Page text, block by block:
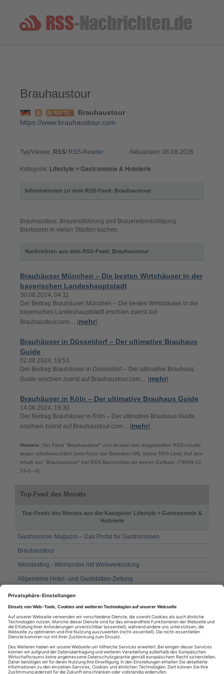
Brauhaustour
Brauhaustour
https://www.brauhaustour.com
Typ/Viewer: RSS/ RSS-Reader Aktualisiert: 06.08.2026
Kategorie: Lifestyle > Gastronomie & Hotelerie
Informationen zu dem RSS-Feed: Brauhaustour
Brauhaustour, Brauereiführung und Brauereibesichtigung.
Biertouren in vielen Städten buchen.
Nachrichten aus dem RSS-Feed: Brauhaustour
Brauhäuser München – Die besten Wirtshäuser in der
bayerischen Landeshauptstadt
30.08.2024, 04:11
Der Beitrag Brauhäuser München – Die besten Wirtshäuser in der
bayerischen Landeshauptstadt erschien zuerst auf
Brauhaustour.com.... [mehr]
Brauhäuser in Düsseldorf – Der ultimative Brauhaus
Guide
02.08.2024, 19:53
Der Beitrag Brauhäuser in Düsseldorf – Der ultimative Brauhaus
Guide erschien zuerst auf Brauhaustour.com.... [mehr]
Brauhäuser in Köln – Der ultimative Brauhaus Guide
14.06.2024, 19:30
Der Beitrag Brauhäuser in Köln – Der ultimative Brauhaus Guide
erschien zuerst auf Brauhaustour.com.... [mehr]
Hinweis: Der Feed "Brauhaustour" und dessen hier dargestellten RSS-Inhalte
liegen urheberrechtlich beim Autor der Betreiber-URL (siehe RSS-Link). Auf den
Inhalt von "Brauhaustour" hat RSS-Nachrichten.de keinen Einfluss. (79069-13-
53-3---3)
Top-Feed des Monats
Top-Feeds des Monats aus der Kategorie: Lifestyle > Gastronomie &
Hotelerie
Gastronomie Magazin – Das Portal für Gastronomen
Brauhaustour
Weintasting - Weinprobe mit Weinverkostung
Allgemeine Hotel- und Gaststätten-Zeitung
Gourmet Report - News für Feinschmecker
GlobalGuest
Wein-Plus News
Gastronomie Geflüster, Ihre Zeitung für die Gastronomie
Liebes Magazin Dein Blog über Liebe und Partnerschaft